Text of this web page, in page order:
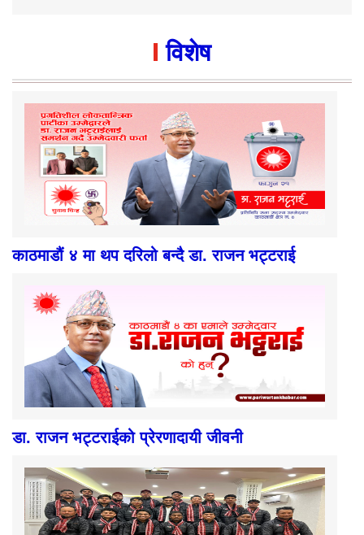
विशेष
काठमाडौं ४ मा थप दरिलो बन्दै डा. राजन भट्टराई
डा. राजन भट्टराईको प्रेरणादायी जीवनी